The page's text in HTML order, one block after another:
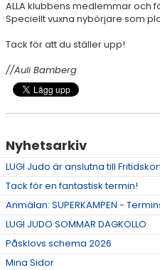
KONTAKT
ALLA klubbens medlemmar och
Speciellt vuxna nybörjare som
Tack för att du ställer upp!
//Auli Bamberg
Nyhetsarkiv
LUGI Judo är anslutna till
Tack för en fantastisk termin!
Anmälan: SUPERKAMPEN -
LUGI JUDO SOMMAR DAGKOLLO
Påsklovs schema 2026
Mina Sidor